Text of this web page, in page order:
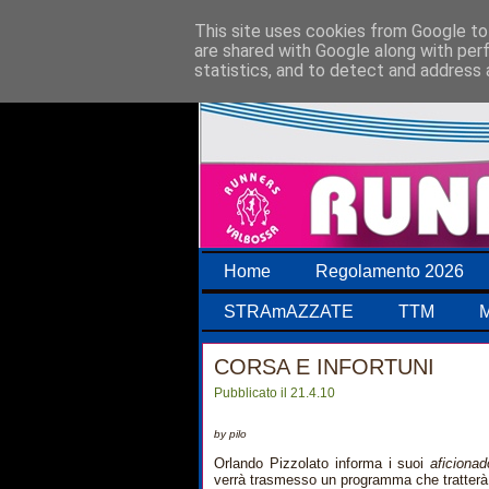
Home Regolamento 2026
STRAmAZZATE TTM
CORSA E INFORTUNI
Pubblicato il 21.4.10
by pilo
Orlando Pizzolato informa i suoi
verrà trasmesso un programma che
This site uses cookies from Google
are shared with Google along with
statistics, and to detect and address